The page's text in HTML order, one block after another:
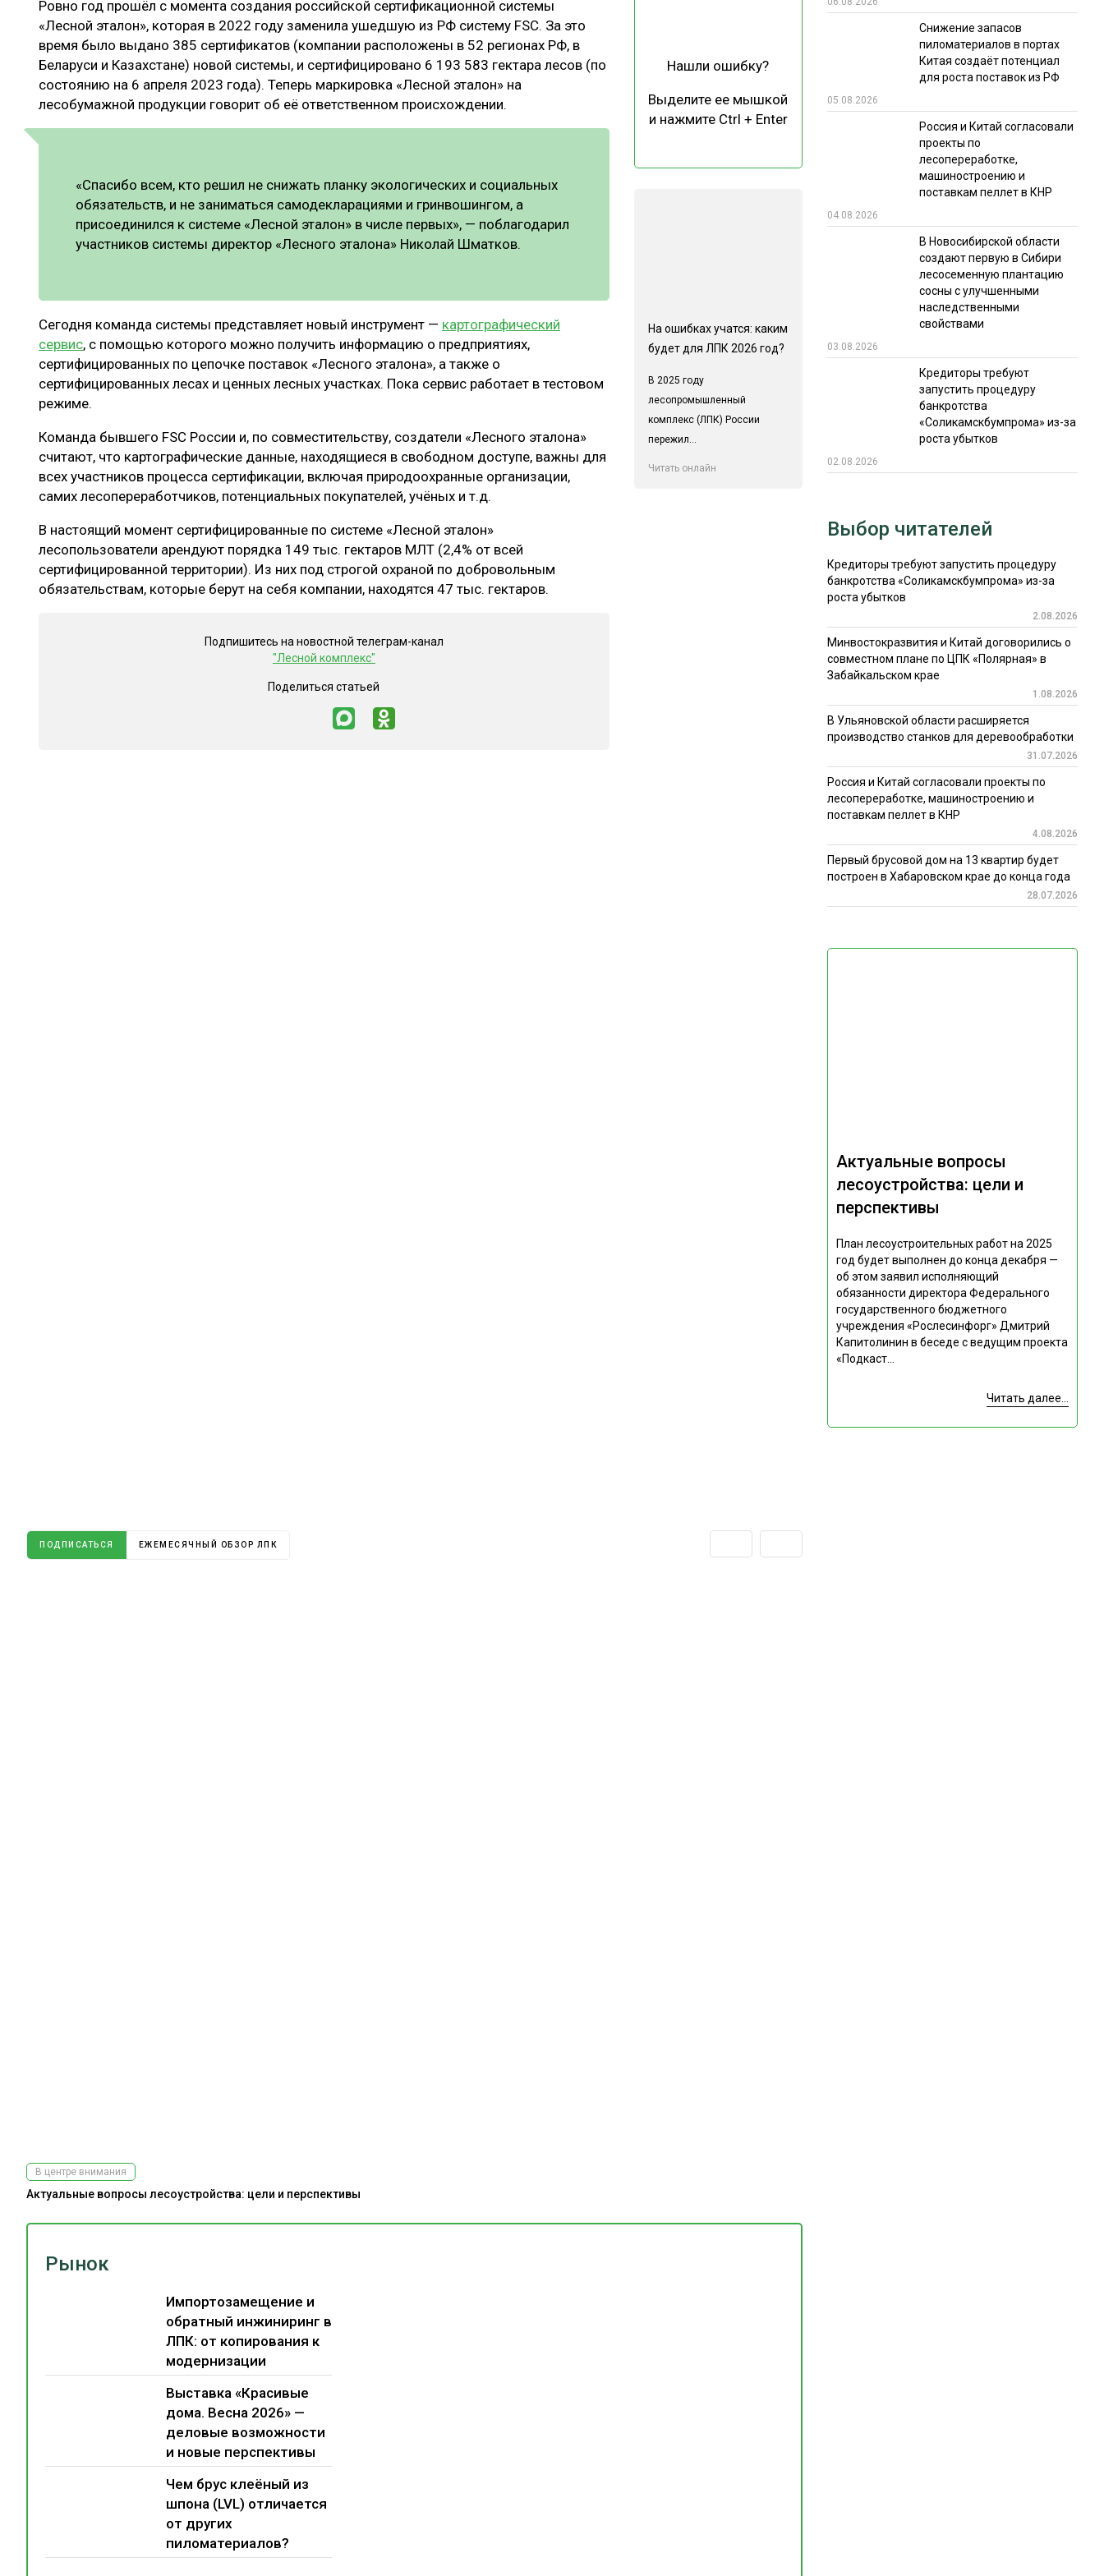
ЛЕСОВОССТАНОВЛЕНИЕ И ЗАЩИТА
ЛОГИСТИКА
ПРОИЗВОДСТВО ДРЕВЕСНЫХ ПЛИТ
ЦБП
СУШКА ДРЕВЕСИНЫ
МЕБЕЛЬНОЕ ПРОИЗВОДСТВО
РЫНОК
ТЕХНОЛОГИИ
ОТРАСЛЕВАЯ ДИСКУССИЯ
ИТОГИ МЕРОПРИЯТИЙ
Ровно год прошёл с момента создания российской сертификационной системы
«Лесной эталон», которая в 2022 году заменила ушедшую из РФ систему FSC. За это
время было выдано 385 сертификатов (компании расположены в 52 регионах РФ, в
Беларуси и Казахстане) новой системы, и сертифицировано 6 193 583 гектара лесов (по
состоянию на 6 апреля 2023 года). Теперь маркировка «Лесной эталон» на
лесобумажной продукции говорит об её ответственном происхождении.
«Спасибо всем, кто решил не снижать планку экологических и социальных
обязательств, и не заниматься самодекларациями и гринвошингом, а
присоединился к системе «Лесной эталон» в числе первых», — поблагодарил
участников системы директор «Лесного эталона» Николай Шматков.
Сегодня команда системы представляет новый инструмент — картографический
сервис, с помощью которого можно получить информацию о предприятиях,
сертифицированных по цепочке поставок «Лесного эталона», а также о
сертифицированных лесах и ценных лесных участках. Пока сервис работает в тестовом
режиме.
Команда бывшего FSC России и, по совместительству, создатели «Лесного эталона»
считают, что картографические данные, находящиеся в свободном доступе, важны для
всех участников процесса сертификации, включая природоохранные организации,
самих лесопереработчиков, потенциальных покупателей, учёных и т.д.
В настоящий момент сертифицированные по системе «Лесной эталон»
лесопользователи арендуют порядка 149 тыс. гектаров МЛТ (2,4% от всей
сертифицированной территории). Из них под строгой охраной по добровольным
обязательствам, которые берут на себя компании, находятся 47 тыс. гектаров.
Подпишитесь на новостной телеграм-канал
"Лесной комплекс"
Поделиться статьей
Нашли ошибку?
Выделите ее мышкой
и нажмите Ctrl + Enter
На ошибках учатся: каким
будет для ЛПК 2026 год?
В 2025 году
лесопромышленный
комплекс (ЛПК) России
пережил...
Читать онлайн
Снижение запасов
пиломатериалов в портах
Китая создаёт потенциал
для роста поставок из РФ
05.08.2026
Россия и Китай согласовали
проекты по
лесопереработке,
машиностроению и
поставкам пеллет в КНР
04.08.2026
В Новосибирской области
создают первую в Сибири
лесосеменную плантацию
сосны с улучшенными
наследственными
свойствами
03.08.2026
Кредиторы требуют
запустить процедуру
банкротства
«Соликамскбумпрома» из-за
роста убытков
02.08.2026
Актуальные вопросы
лесоустройства: цели и
перспективы
План лесоустроительных работ на 2025
год будет выполнен до конца декабря —
об этом заявил исполняющий
обязанности директора Федерального
государственного бюджетного
учреждения «Рослесинфорг» Дмитрий
Капитолинин в беседе с ведущим проекта
«Подкаст...
Читать далее...
Рынок
Импортозамещение и
обратный инжиниринг в
ЛПК: от копирования к
модернизации
Выставка «Красивые
дома. Весна 2026» —
деловые возможности
и новые перспективы
Чем брус клеёный из
шпона (LVL) отличается
от других
пиломатериалов?
ПОДПИСАТЬСЯ ЕЖЕМЕСЯЧНЫЙ ОБЗОР ЛПК
В центре внимания
Актуальные вопросы лесоустройства: цели и перспективы
Выбор читателей
Кредиторы требуют запустить процедуру
банкротства «Соликамскбумпрома» из-за
роста убытков
2.08.2026
Минвостокразвития и Китай договорились о
совместном плане по ЦПК «Полярная» в
Забайкальском крае
1.08.2026
В Ульяновской области расширяется
производство станков для деревообработки
31.07.2026
Россия и Китай согласовали проекты по
лесопереработке, машиностроению и
поставкам пеллет в КНР
4.08.2026
Первый брусовой дом на 13 квартир будет
построен в Хабаровском крае до конца года
28.07.2026